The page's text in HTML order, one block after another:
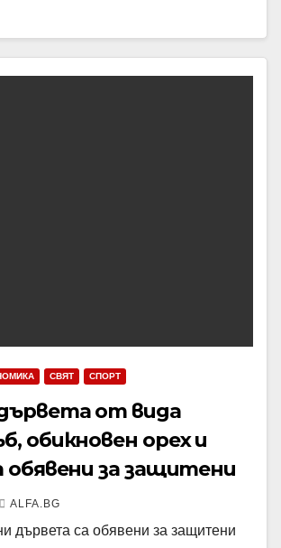
СВЯТ СПОРТ
от вида
обикновен орех и
обявени за защитени
ALFA.BG
дървета са обявени за защитени